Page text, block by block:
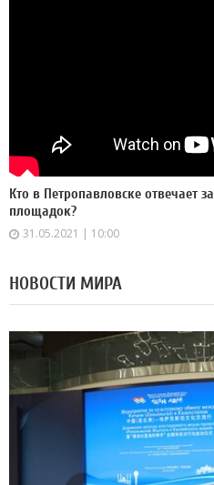
Кто в Петропавловске отвечает
площадок?
31.05.2021 | 10:00
НОВОСТИ МИРА